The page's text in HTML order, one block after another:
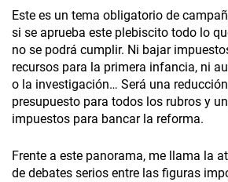
Este es un tema obligatorio de
si se aprueba este plebiscito todo lo
no se podrá cumplir. Ni bajar
recursos para la primera infancia, ni
o la investigación… Será una
presupuesto para todos los rubros y
impuestos para bancar la reforma.
Frente a este panorama, me llama la
de debates serios entre las figuras